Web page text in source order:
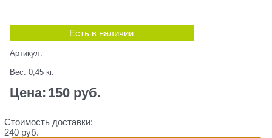
Есть в наличии
Артикул:
Вес: 0,45 кг.
Цена: 150 руб.
Стоимость доставки:
240 руб.